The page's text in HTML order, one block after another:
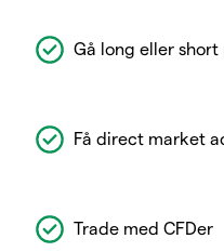
Gå long eller
Få direct market
Trade med CFDer